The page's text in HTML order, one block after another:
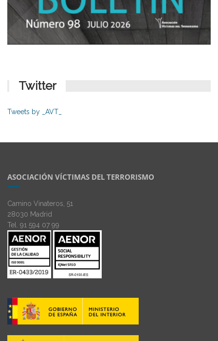
Twitter
Tweets by _AVT_
ASOCIACIÓN VÍCTIMAS DEL TERRORISMO
Camino Vinateros, 51
28030 Madrid
Tel. 91 594 07 99